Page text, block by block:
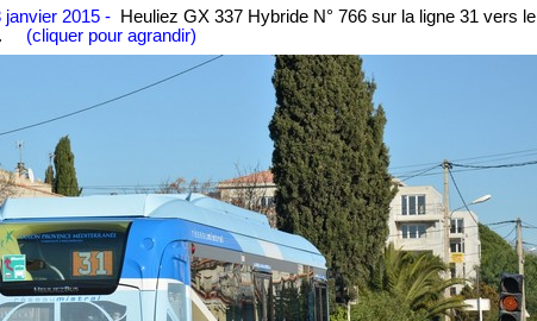
janvier 2015 -
Heuliez GX 337 Hybride N° 766 sur la ligne 31 vers le
(cliquer pour agrandir)